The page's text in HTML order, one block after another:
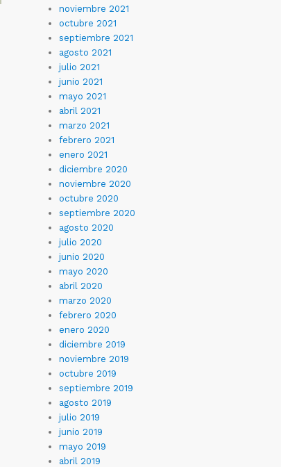
noviembre 2021
octubre 2021
septiembre 2021
agosto 2021
julio 2021
junio 2021
mayo 2021
abril 2021
marzo 2021
febrero 2021
enero 2021
diciembre 2020
noviembre 2020
octubre 2020
septiembre 2020
agosto 2020
julio 2020
junio 2020
mayo 2020
abril 2020
marzo 2020
febrero 2020
enero 2020
diciembre 2019
noviembre 2019
octubre 2019
septiembre 2019
agosto 2019
julio 2019
junio 2019
mayo 2019
abril 2019